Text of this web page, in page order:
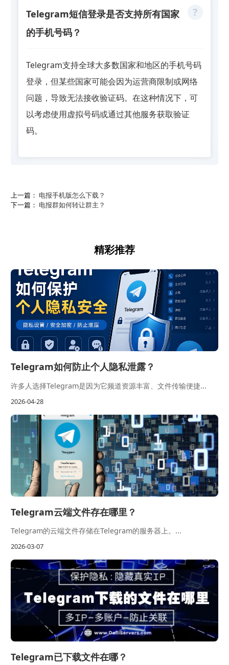
Telegram短信登录是否支持所有国家
的手机号码？
Telegram支持全球大多数国家和地区的手机号码
登录，但某些国家可能会因为运营商限制或网络
问题，导致无法接收验证码。在这种情况下，可
以考虑使用虚拟号码或通过其他服务获取验证
码。
上一篇： 电报手机版怎么下载？
下一篇： 电报群如何转让群主？
精彩推荐
Telegram如何防止个人隐私泄露？
许多人选择Telegram是因为它频道资源丰富、文件传输便捷...
2026-04-28
Telegram云端文件存在哪里？
Telegram的云端文件存储在Telegram的服务器上。...
2026-03-07
Telegram已下载文件在哪？